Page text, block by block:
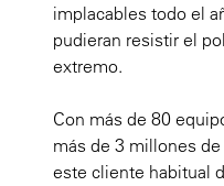
implacables todo el
pudieran resistir el
extremo.
Con más de 80
más de 3 millones
este cliente habitual